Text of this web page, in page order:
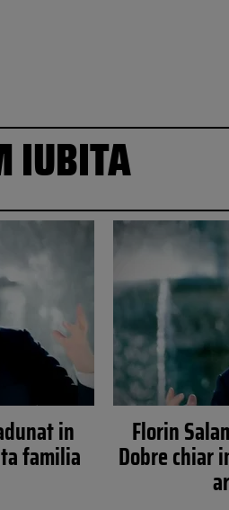
IUBITA
in
familia
Florin
Dobre chiar